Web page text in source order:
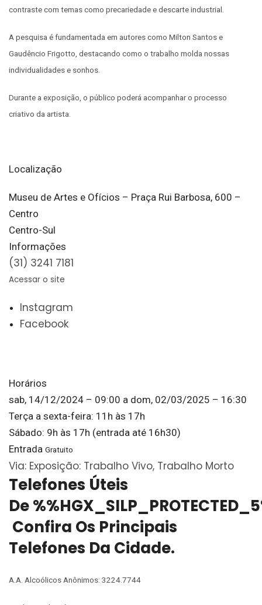
contraste com temas como precariedade e descarte industrial.
A pesquisa é fundamentada em autores como Milton Santos e
Gaudêncio Frigotto, destacando como o trabalho molda nossas
individualidades e sonhos.
Durante a exposição, o público poderá acompanhar o processo
criativo da artista.
Localização
Museu de Artes e Ofícios – Praça Rui Barbosa, 600 –
Centro
Centro-Sul
Informações
(31) 3241 7181
Acessar o site
Instagram
Facebook
Horários
sab, 14/12/2024 – 09:00 a dom, 02/03/2025 – 16:30
Terça a sexta-feira: 11h às 17h
Sábado: 9h às 17h (entrada até 16h30)
Entrada Gratuito
Via: Exposição: Trabalho Vivo, Trabalho Morto
Telefones Úteis
De
Confira Os Principais
Telefones Da Cidade.
A.A. Alcoólicos Anônimos: 3224.7744